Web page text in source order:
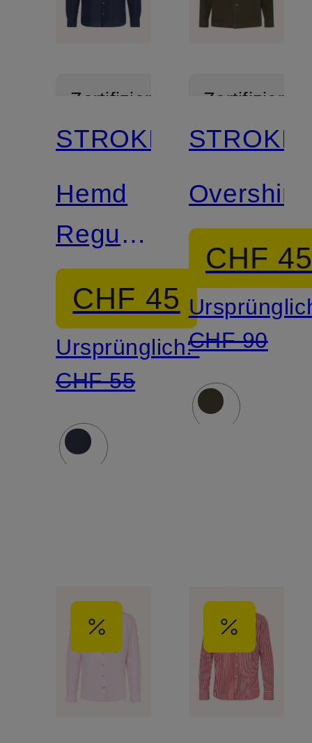
Zertifiziert
STROKESMAN'S
Hemd
Regular
Fit mit
Leinen
CHF 45
Ursprünglich:
CHF 55
Zertifiziert
Overshirt
CHF
CHF 90